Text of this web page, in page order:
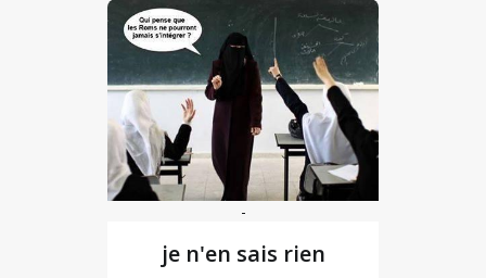
-
je n'en sais rien